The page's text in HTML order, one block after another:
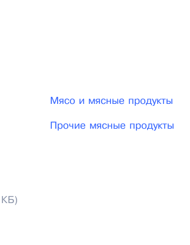
Мясо и мясные продукты
Прочие мясные продукты